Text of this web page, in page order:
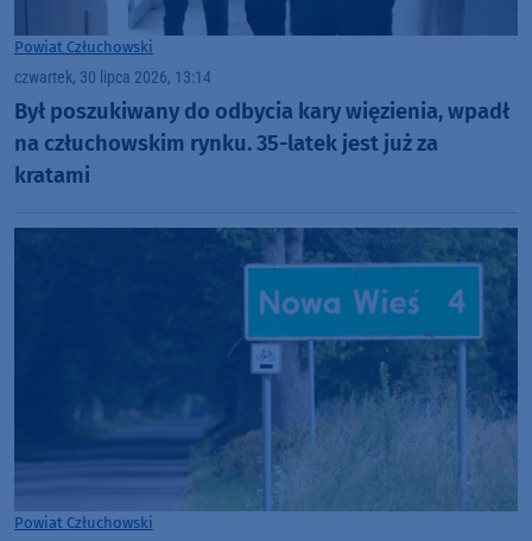
Powiat Człuchowski
czwartek, 30 lipca 2026, 13:14
Był poszukiwany do odbycia kary więzienia, wpadł
na człuchowskim rynku. 35-latek jest już za
kratami
Powiat Człuchowski